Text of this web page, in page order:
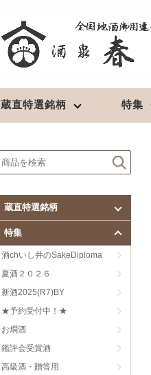
蔵直特選銘柄 特集
★予約受付中！★
北東北の地酒
陸奥八仙（青森）
田酒／喜久泉（青森）
鳩正宗（青森）
南部美人（岩手）
やまとしずく（秋田）
刈穂（秋田）
まんさくの花（秋田）
雪の茅舎（秋田）
清酒
最高級酒
超辛口
淡麗辛口
淡麗旨口
芳醇辛口
芳醇旨口
甘口
にごり、うすにごり
低精白のお酒
蔵直特選銘柄
特集
酒chいし井のSakeDiploma
夏酒２０２６
新酒2025(R7)BY
★予約受付中！★
お燗酒
鑑評会受賞酒
高級酒・贈答用